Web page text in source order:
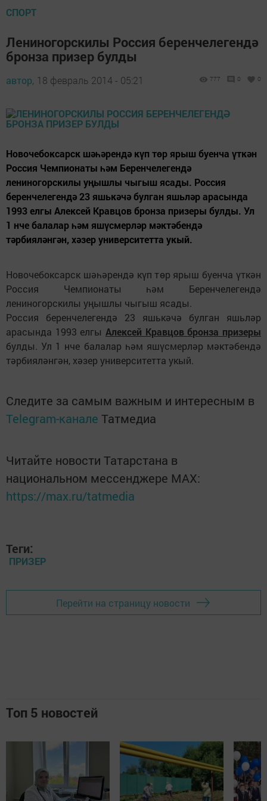
СПОРТ
Лениногорскилы Россия беренчелегендә
бронза призер булды
автор, 18 февраль 2014 - 05:21 777 0 0
Новочебоксарск шәһәрендә күп төр ярыш буенча үткән
Россия Чемпионаты һәм Беренчелегендә
лениногорскилы уңышлы чыгыш ясады. Россия
беренчелегендә 23 яшькәчә булган яшьләр арасында
1993 елгы Алексей Кравцов бронза призеры булды. Ул
1 нче балалар һәм яшүсмерләр мәктәбендә
тәрбияләнгән, хәзер университетта укый.
Новочебоксарск шәһәрендә күп төр ярыш буенча үткән
Россия Чемпионаты һәм Беренчелегендә
лениногорскилы уңышлы чыгыш ясады.
Россия беренчелегендә 23 яшькәчә булган яшьләр
арасында 1993 елгы Алексей Кравцов бронза призеры
булды. Ул 1 нче балалар һәм яшүсмерләр мәктәбендә
тәрбияләнгән, хәзер университетта укый.
Следите за самым важным и интересным в
Telegram-канале Татмедиа
Читайте новости Татарстана в
национальном мессенджере MАХ:
https://max.ru/tatmedia
Теги:
ПРИЗЕР
Перейти на страницу новости
Топ 5 новостей